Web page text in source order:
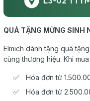
QUÀ TẶNG MỪNG SINH
Elmich dành tặng quà
cùng thương hiệu. Khi
Hóa đơn từ
Hóa đơn từ